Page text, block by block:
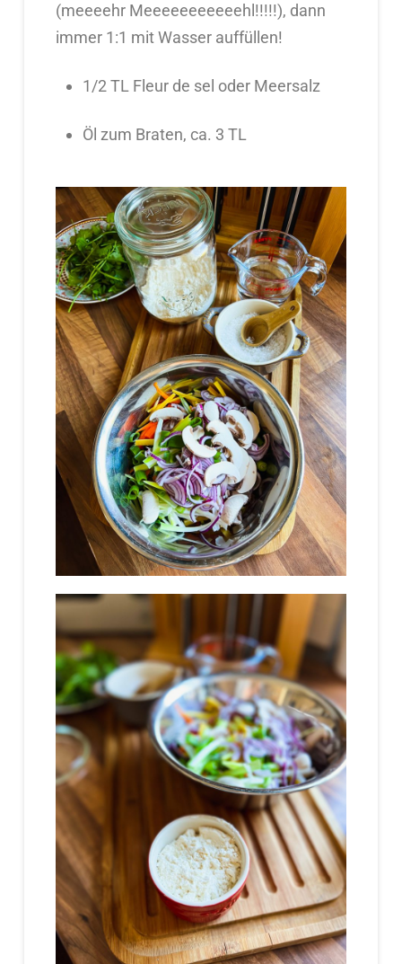
(meeeehr Meeeeeeeeeeehl!!!!!), dann
immer 1:1 mit Wasser auffüllen!
1/2 TL Fleur de sel oder Meersalz
Öl zum Braten, ca. 3 TL